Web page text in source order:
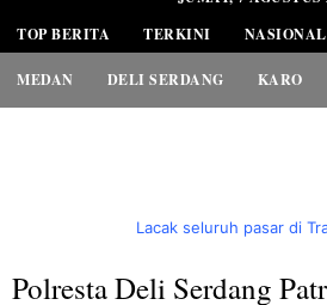
TOP BERITA
TERKINI NASIONAL
MEDAN DELI SERDANG KARO
Lacak seluruh pasar di
Polresta Deli Serdang